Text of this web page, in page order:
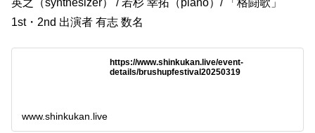
英之（synthesizer） / 若杉 幸拓（piano）/ 「格闘歌」
1st・2nd 出演者 有志 数名
https://www.shinkukan.live/event-
details/brushupfestival20250319
www.shinkukan.live